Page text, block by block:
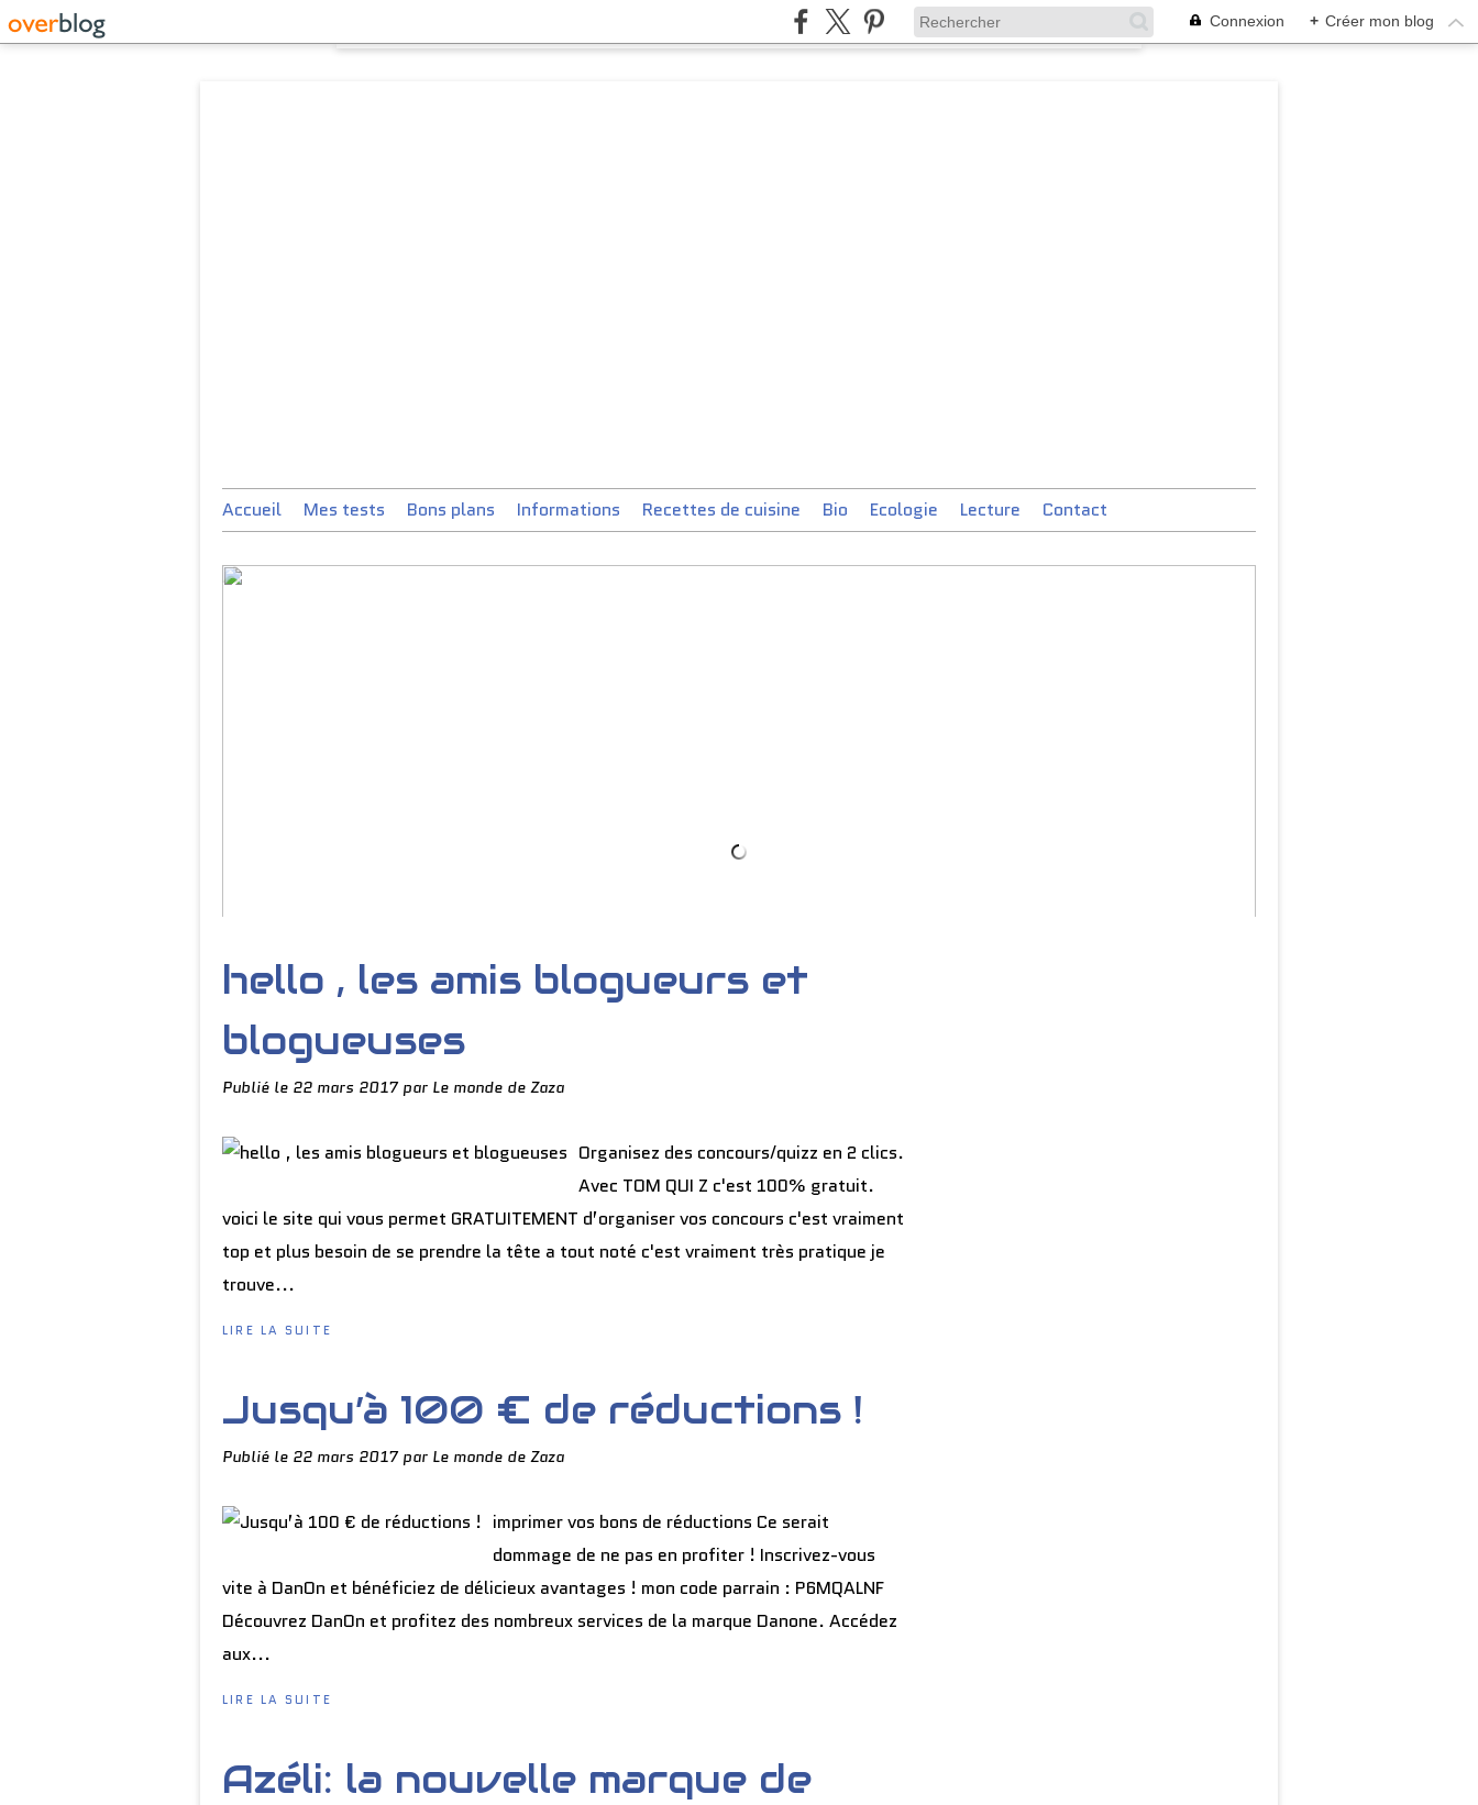
Connexion + Créer mon blog
Accueil Mes tests Bons plans Informations Recettes de cuisine Bio Ecologie Lecture Contact
hello , les amis blogueurs et
blogueuses
Publié le 22 mars 2017 par Le monde de Zaza
Organisez des concours/quizz en 2 clics.
Avec TOM QUI Z c'est 100% gratuit.
voici le site qui vous permet GRATUITEMENT d’organiser vos concours c'est vraiment
top et plus besoin de se prendre la tête a tout noté c'est vraiment très pratique je
trouve...
LIRE LA SUITE
Jusqu’à 100 € de réductions !
Publié le 22 mars 2017 par Le monde de Zaza
imprimer vos bons de réductions Ce serait
dommage de ne pas en profiter ! Inscrivez-vous
vite à DanOn et bénéficiez de délicieux avantages ! mon code parrain : P6MQALNF
Découvrez DanOn et profitez des nombreux services de la marque Danone. Accédez
aux...
LIRE LA SUITE
Azéli: la nouvelle marque de